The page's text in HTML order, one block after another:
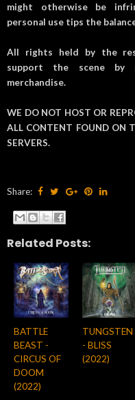
might otherwise be
personal use tips the
All rights held by the
support the scene by
merchandise.
WE DO NOT HOST OR
ALL CONTENT FOUND ON
SERVERS.
Share:
Related Posts:
BATTLE
BEAST -
CIRCUS OF
DOOM
(2022)
TUNGSTEN
- BLISS
(2022)